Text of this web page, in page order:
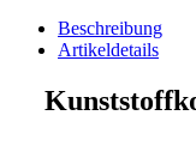
Beschreibung
Artikeldetails